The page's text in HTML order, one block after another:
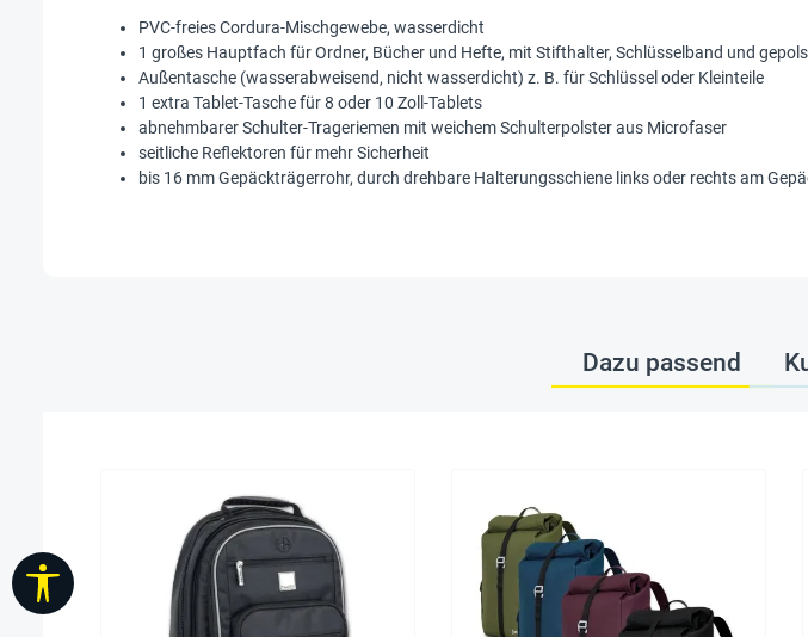
PVC-freies Cordura-Mischgewebe, wasserdicht
1 großes Hauptfach für Ordner, Bücher und Hefte, mit Stifthalter, Schlüsselband und
Außentasche (wasserabweisend, nicht wasserdicht) z. B. für Schlüssel oder Kleinteile
1 extra Tablet-Tasche für 8 oder 10 Zoll-Tablets
abnehmbarer Schulter-Trageriemen mit weichem Schulterpolster aus Microfaser
seitliche Reflektoren für mehr Sicherheit
bis 16 mm Gepäckträgerrohr, durch drehbare Halterungsschiene links oder rechts am
Dazu passend
Werkzeugleiste anzeigen